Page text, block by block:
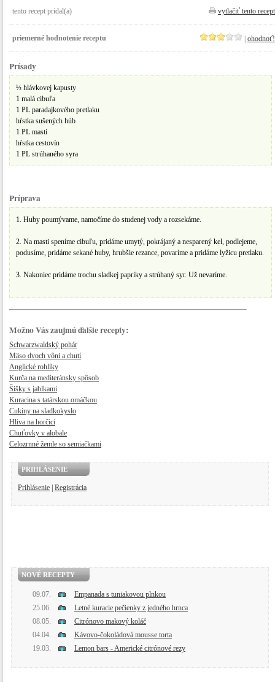
tento recept pridal(a) vytlačiť tento recept
priemerné hodnotenie receptu ohodnoť!
Prísady
½ hlávkovej kapusty
1 malá cibuľa
1 PL paradajkového pretlaku
hŕstka sušených húb
1 PL masti
hŕstka cestovín
1 PL strúhaného syra
Príprava
1. Huby poumývame, namočíme do studenej vody a rozsekáme.
2. Na masti speníme cibuľu, pridáme umytý, pokrájaný a nesparený kel, podlejeme,
podusíme, pridáme sekané huby, hrubšie rezance, povaríme a pridáme lyžicu pretlaku.
3. Nakoniec pridáme trochu sladkej papriky a strúhaný syr. Už nevaríme.
Možno Vás zaujmú ďalšie recepty:
Schwarzwaldský pohár
Mäso dvoch vôni a chutí
Anglické rohlíky
Kurča na mediteránsky spôsob
Šišky s jablkami
Kuracina s tatárskou omáčkou
Cukiny na sladkokyslo
Hliva na horčici
Chuťovky v alobale
Celozrnné žemle so semiačkami
PRIHLÁSENIE
Prihlásenie Registrácia
NOVÉ RECEPTY
09.07.
Empanada s tuniakovou plnkou
25.06.
Letné kuracie pečienky z jedného hrnca
08.05.
Citrónovo makový koláč
04.04.
Kávovo-čokoládová mousse torta
19.03.
Lemon bars - Americké citrónové rezy